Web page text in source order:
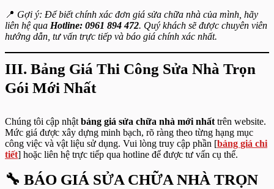
📍 Gợi ý: Để biết chính xác đơn giá sửa chữa nhà của mình, hãy
liên hệ qua Hotline: 0961 894 472. Quý khách sẽ được chuyên viên
hướng dẫn, tư vấn trực tiếp và báo giá chính xác nhất.
III. Bảng Giá Thi Công Sửa Nhà Trọn
Gói Mới Nhất
Chúng tôi cập nhật bảng giá sửa chữa nhà mới nhất trên website.
Mức giá được xây dựng minh bạch, rõ ràng theo từng hạng mục
công việc và vật liệu sử dụng. Vui lòng truy cập phần [bảng giá chi
tiết] hoặc liên hệ trực tiếp qua hotline để được tư vấn cụ thể.
🔧 BÁO GIÁ SỬA CHỮA NHÀ TRỌN